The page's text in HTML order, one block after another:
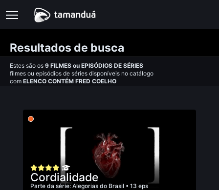
Resultados de busca
Estes são os 9 FILMES ou EPISÓDIOS DE SÉRIES
filmes ou episódios de séries disponíveis no catálogo
com ELENCO CONTÉM FRED COELHO
Cordialidade
Parte da série:Alegorias do Brasil • 13 eps